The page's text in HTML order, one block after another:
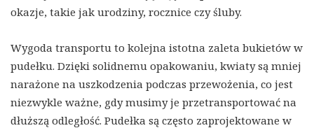
okazje, takie jak urodziny, rocznice czy śluby.
Wygoda transportu to kolejna istotna zaleta bukietów w
pudełku. Dzięki solidnemu opakowaniu, kwiaty są mniej
narażone na uszkodzenia podczas przewożenia, co jest
niezwykle ważne, gdy musimy je przetransportować na
dłuższą odległość. Pudełka są często zaprojektowane w